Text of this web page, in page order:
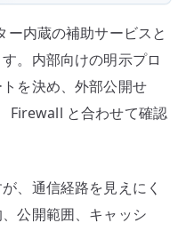
内蔵の補助サービスと
。内部向けの明示プロ
を決め、外部公開せ
Firewall と合わせて確認
、通信経路を見えにく
公開範囲、キャッシ